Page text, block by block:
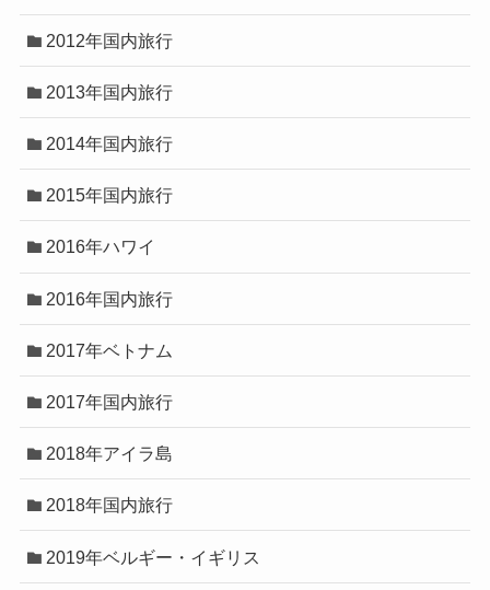
2012年国内旅行
2013年国内旅行
2014年国内旅行
2015年国内旅行
2016年ハワイ
2016年国内旅行
2017年ベトナム
2017年国内旅行
2018年アイラ島
2018年国内旅行
2019年ベルギー・イギリス